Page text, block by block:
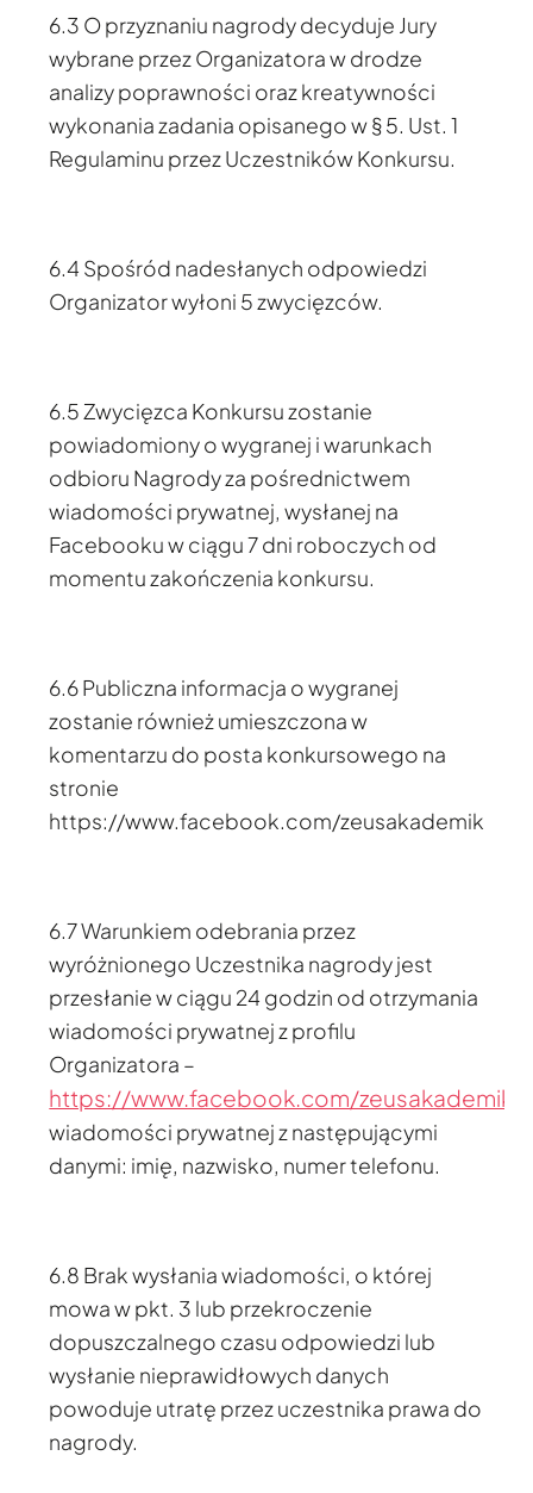
6.3 O przyznaniu nagrody decyduje Jury
wybrane przez Organizatora w drodze
analizy poprawności oraz kreatywności
wykonania zadania opisanego w § 5. Ust. 1
Regulaminu przez Uczestników Konkursu.
6.4 Spośród nadesłanych odpowiedzi
Organizator wyłoni 5 zwycięzców.
6.5 Zwycięzca Konkursu zostanie
powiadomiony o wygranej i warunkach
odbioru Nagrody za pośrednictwem
wiadomości prywatnej, wysłanej na
Facebooku w ciągu 7 dni roboczych od
momentu zakończenia konkursu.
6.6 Publiczna informacja o wygranej
zostanie również umieszczona w
komentarzu do posta konkursowego na
stronie
https://www.facebook.com/zeusakademik
6.7 Warunkiem odebrania przez
wyróżnionego Uczestnika nagrody jest
przesłanie w ciągu 24 godzin od otrzymania
wiadomości prywatnej z profilu
Organizatora –
https://www.facebook.com/zeusakademik
wiadomości prywatnej z następującymi
danymi: imię, nazwisko, numer telefonu.
6.8 Brak wysłania wiadomości, o której
mowa w pkt. 3 lub przekroczenie
dopuszczalnego czasu odpowiedzi lub
wysłanie nieprawidłowych danych
powoduje utratę przez uczestnika prawa do
nagrody.